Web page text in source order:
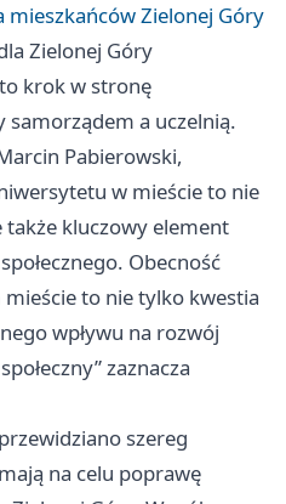
Zielonej Góry
Zielonej Góry
krok w stronę
samorządem a uczelnią.
Pabierowski,
w mieście to nie
kluczowy element
Obecność
to nie tylko kwestia
wpływu na rozwój
zaznacza
szereg
na celu poprawę